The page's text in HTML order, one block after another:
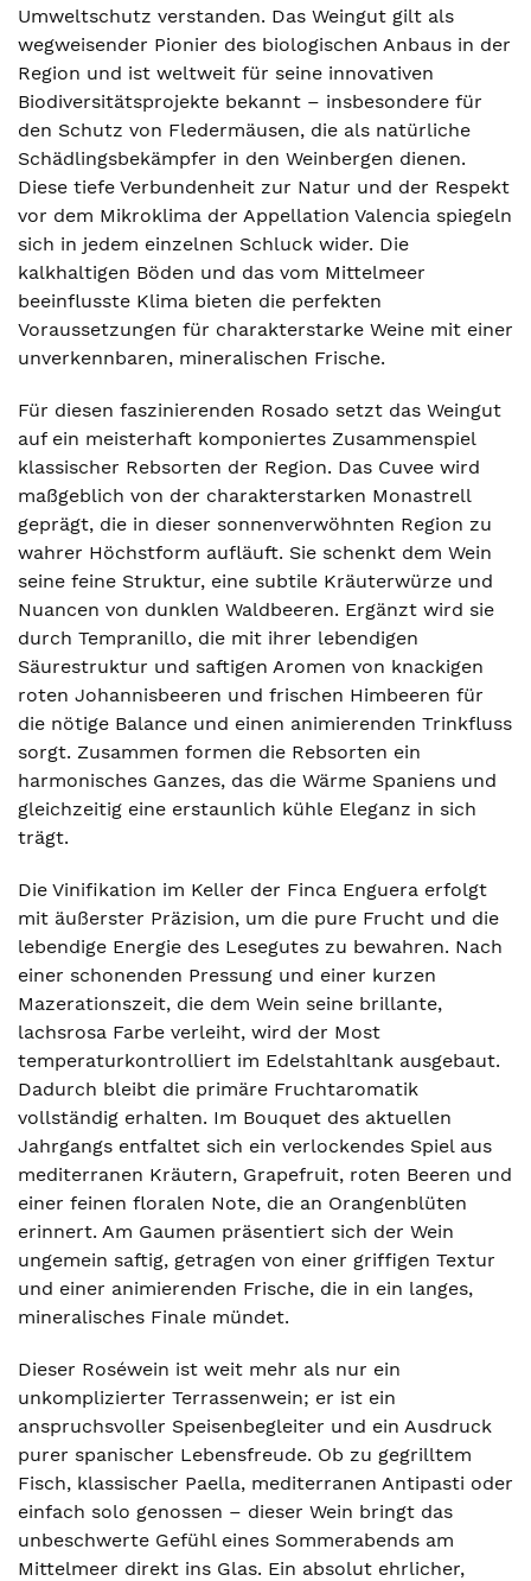
Umweltschutz verstanden. Das Weingut gilt als
wegweisender Pionier des biologischen Anbaus in der
Region und ist weltweit für seine innovativen
Biodiversitätsprojekte bekannt – insbesondere für
den Schutz von Fledermäusen, die als natürliche
Schädlingsbekämpfer in den Weinbergen dienen.
Diese tiefe Verbundenheit zur Natur und der Respekt
vor dem Mikroklima der Appellation Valencia spiegeln
sich in jedem einzelnen Schluck wider. Die
kalkhaltigen Böden und das vom Mittelmeer
beeinflusste Klima bieten die perfekten
Voraussetzungen für charakterstarke Weine mit einer
unverkennbaren, mineralischen Frische.
Für diesen faszinierenden Rosado setzt das Weingut
auf ein meisterhaft komponiertes Zusammenspiel
klassischer Rebsorten der Region. Das Cuvee wird
maßgeblich von der charakterstarken Monastrell
geprägt, die in dieser sonnenverwöhnten Region zu
wahrer Höchstform aufläuft. Sie schenkt dem Wein
seine feine Struktur, eine subtile Kräuterwürze und
Nuancen von dunklen Waldbeeren. Ergänzt wird sie
durch Tempranillo, die mit ihrer lebendigen
Säurestruktur und saftigen Aromen von knackigen
roten Johannisbeeren und frischen Himbeeren für
die nötige Balance und einen animierenden Trinkfluss
sorgt. Zusammen formen die Rebsorten ein
harmonisches Ganzes, das die Wärme Spaniens und
gleichzeitig eine erstaunlich kühle Eleganz in sich
trägt.
Die Vinifikation im Keller der Finca Enguera erfolgt
mit äußerster Präzision, um die pure Frucht und die
lebendige Energie des Lesegutes zu bewahren. Nach
einer schonenden Pressung und einer kurzen
Mazerationszeit, die dem Wein seine brillante,
lachsrosa Farbe verleiht, wird der Most
temperaturkontrolliert im Edelstahltank ausgebaut.
Dadurch bleibt die primäre Fruchtaromatik
vollständig erhalten. Im Bouquet des aktuellen
Jahrgangs entfaltet sich ein verlockendes Spiel aus
mediterranen Kräutern, Grapefruit, roten Beeren und
einer feinen floralen Note, die an Orangenblüten
erinnert. Am Gaumen präsentiert sich der Wein
ungemein saftig, getragen von einer griffigen Textur
und einer animierenden Frische, die in ein langes,
mineralisches Finale mündet.
Dieser Roséwein ist weit mehr als nur ein
unkomplizierter Terrassenwein; er ist ein
anspruchsvoller Speisenbegleiter und ein Ausdruck
purer spanischer Lebensfreude. Ob zu gegrilltem
Fisch, klassischer Paella, mediterranen Antipasti oder
einfach solo genossen – dieser Wein bringt das
unbeschwerte Gefühl eines Sommerabends am
Mittelmeer direkt ins Glas. Ein absolut ehrlicher,